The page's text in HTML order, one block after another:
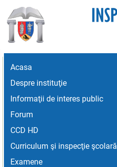
Acasa
Despre instituţie
Informaţii de interes public
Forum
CCD HD
Curriculum şi inspecţie şcolară
Examene